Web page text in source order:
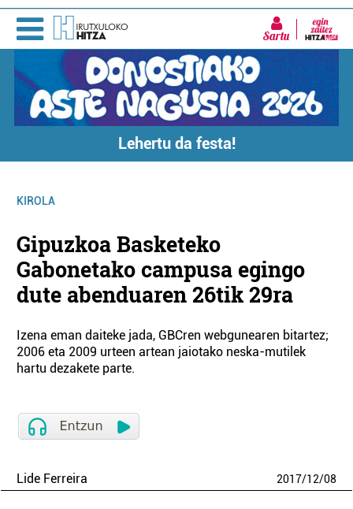
Sartu
Lehertu da festa!
KIROLA
Gipuzkoa Basketeko
Gabonetako campusa egingo
dute abenduaren 26tik 29ra
Izena eman daiteke jada, GBCren webgunearen bitartez;
2006 eta 2009 urteen artean jaiotako neska-mutilek
hartu dezakete parte.
Lide Ferreira 2017/12/08